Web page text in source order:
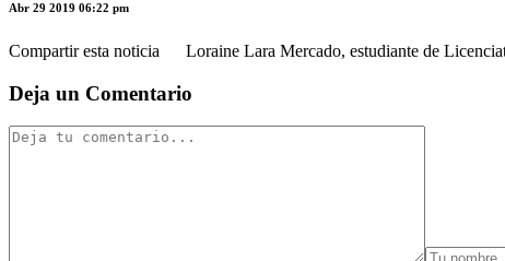
Abr 29 2019 06:22 pm
Compartir esta noticia Loraine Lara Mercado, estudiante de
Deja un Comentario